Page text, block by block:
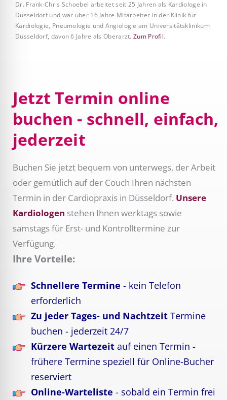
Dr. Frank-Chris Schoebel arbeitet seit 25 Jahren als Kardiologe in
Düsseldorf und war über 16 Jahre Mitarbeiter in der Klinik für
Kardiologie, Pneumologie und Angiologie am Universitätsklinikum
Düsseldorf, davon 6 Jahre als Oberarzt.Zum Profil.
Jetzt Termin online
buchen - schnell, einfach,
jederzeit
Buchen Sie jetzt bequem von unterwegs, der Arbeit
oder gemütlich auf der Couch Ihren nächsten
Termin in der Cardiopraxis in Düsseldorf. Unsere
Kardiologen stehen Ihnen werktags sowie
samstags für Erst- und Kontrolltermine zur
Verfügung.
Ihre Vorteile:
Schnellere Termine- kein Telefon
erforderlich
Zu jeder Tages- und Nachtzeit Termine
buchen - jederzeit 24/7
Kürzere Wartezeit auf einen Termin -
frühere Termine speziell für Online-Bucher
reserviert
Online-Warteliste - sobald ein Termin frei